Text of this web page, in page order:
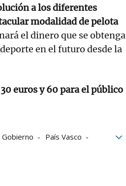
a los diferentes
modalidad de pelota
el dinero que se obtenga
en el futuro desde la
euros y 60 para el público
Gobierno
País Vasco